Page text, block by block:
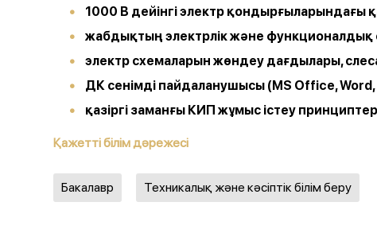
1000 В дейінгіэлектр қондырғыларындағы
жабдықтың электрлікжәне функционалдық
электр схемаларын жөндеу дағдылары,
ДК сенімді пайдаланушысы (MS Office,
қазіргі заманғы КИП жұмыс істеу
Қажетті білім дәрежесі
Бакалавр Техникалық және кәсіптік білім беру